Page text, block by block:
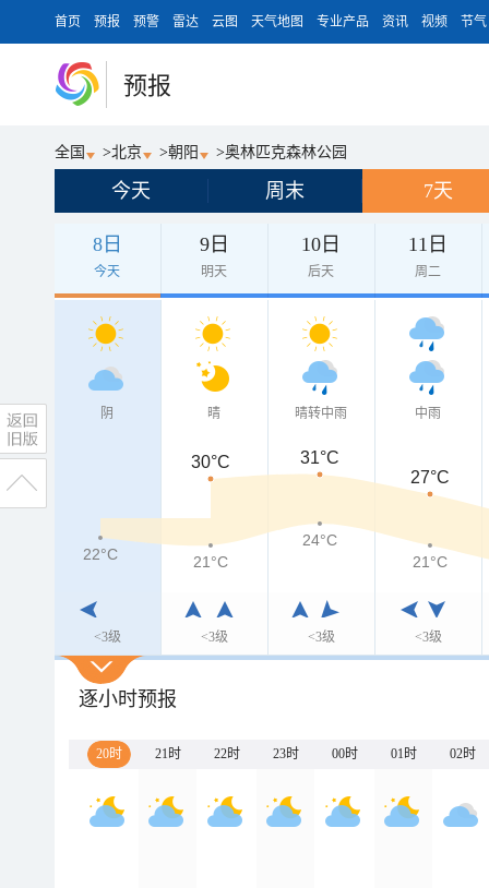
首页 预报 预警 雷达 云图 天气地图 专业产品 资讯 视频 节气
预报
全国 >北京 >朝阳 >奥林匹克森林公园
今天 周末 7天
8日
今天
9日
明天
10日
后天
11日
周二
阴
<3级
晴
<3级
晴转中雨
<3级
中雨
<3级
30°C
31°C
27°C
22°C 21°C
24°C
21°C
逐小时预报
20时 21时 22时 23时 00时 01时 02时